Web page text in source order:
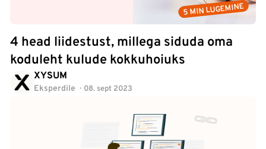
5 MIN LUGEMINE
4 head liidestust, millega siduda oma
koduleht kulude kokkuhoiuks
XYSUM
Eksperdile 08. sept 2023